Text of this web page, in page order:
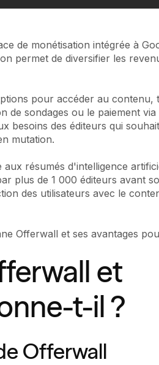
de monétisation intégrée à
permet de diversifier les
pour accéder au contenu,
de sondages ou le paiement via
besoins des éditeurs qui
mutation.
résumés d'intelligence
plus de 1 000 éditeurs avant
des utilisateurs avec le
Offerwall et ses avantages
et
t-il ?
Offerwall